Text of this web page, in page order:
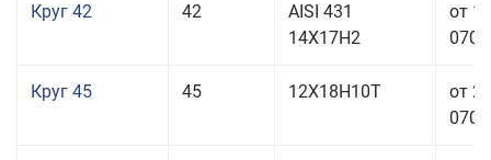
Круг 42 42
AISI 431
14Х17Н2
от
Круг 45 45 12Х18Н10Т
от